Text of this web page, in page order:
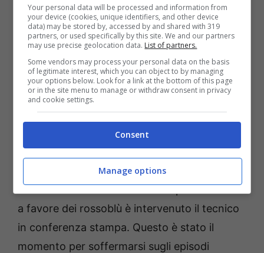
ParmacontroBolognaè stata una gara a
ritmi molto intensi con due formazioni con
obiettivi stagionali diversi e con situazioni
molto diverse. I ducali erano chiamati a
vincere dopo un inizio di stagione pieno di alti
e bassi. Il Bologna, invece, voleva ritornare al
successo dopo i due pareggi consecutivi in
Al termine del match terminato per tre a uno
a favore dei rossoblù è intervenuto il tecnico
in conferenza stampa. Questo è stato il
momento per soffermarsi sugli episodi
Your personal data will be processed and information from
your device (cookies, unique identifiers, and other device
data) may be stored by, accessed by and shared with 319
partners, or used specifically by this site. We and our partners
may use precise geolocation data. List of partners.
Some vendors may process your personal data on the basis
of legitimate interest, which you can object to by managing
your options below. Look for a link at the bottom of this page
or in the site menu to manage or withdraw consent in privacy
and cookie settings.
Consent
Manage options